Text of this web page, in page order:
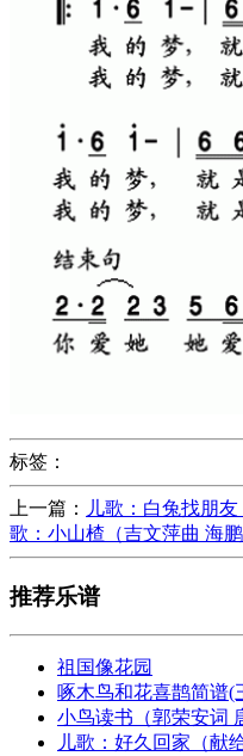
标签：
上一篇： 儿歌：白兔找朋友
歌：小山楂（吉文萍曲 海鹏
推荐乐谱
祖国像花园
啄木鸟和花喜鹊简谱(
小鸟读书（郭荣安词
儿歌：好久回家（献